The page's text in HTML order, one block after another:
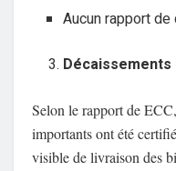
Aucun rapport de
Selon le rapport de
importants ont été
visible de livraison des